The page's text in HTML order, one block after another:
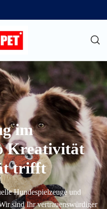
im
Kreativität
trifft
Hundespielzeuge und
sind Ihr vertrauenswürdiger